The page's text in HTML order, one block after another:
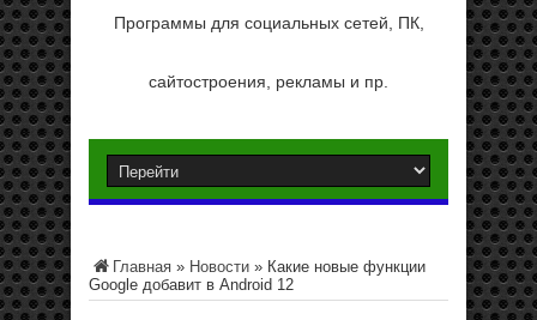
Программы для социальных сетей, ПК,
сайтостроения, рекламы и пр.
Главная » Новости » Какие новые функции
Google добавит в Android 12